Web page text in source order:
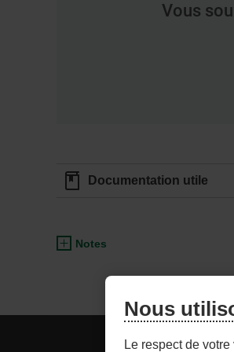
Vous
Documentation utile
Notes
ACCÈS
Nous
Le respect de